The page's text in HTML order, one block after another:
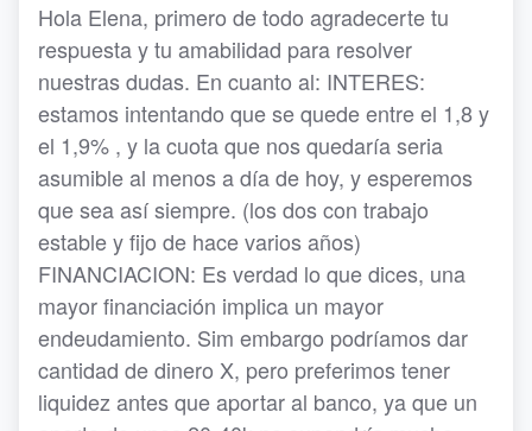
Hola Elena, primero de todo agradecerte tu
respuesta y tu amabilidad para resolver
nuestras dudas. En cuanto al: INTERES:
estamos intentando que se quede entre el 1,8 y
el 1,9% , y la cuota que nos quedaría seria
asumible al menos a día de hoy, y esperemos
que sea así siempre. (los dos con trabajo
estable y fijo de hace varios años)
FINANCIACION: Es verdad lo que dices, una
mayor financiación implica un mayor
endeudamiento. Sim embargo podríamos dar
cantidad de dinero X, pero preferimos tener
liquidez antes que aportar al banco, ya que un